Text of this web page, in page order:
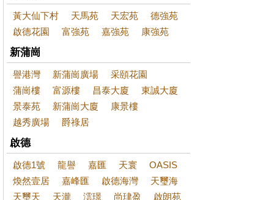
黃大仙下村 天馬苑 天宏苑
德強苑
啟德花園
富強苑 嘉強苑 康強苑
新蒲崗
譽港灣 新蒲崗廣場
采頤花園
蒲崗樓
富源樓 昌泰大廈
東誠大廈
景泰苑
新蒲崗大廈
康景樓
越秀廣場
爵祿居
啟德
啟德1號 龍譽 嘉匯 天寰
OASIS
煥然壹居
嘉峰匯 啟德海灣
天璽海
天璽天
天瀧 澐璟 尚珒盈
啟朗苑